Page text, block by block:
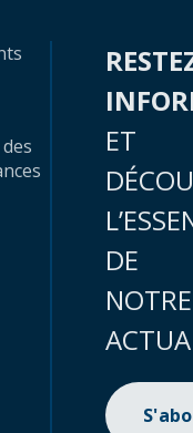
ET
DE
NOTRE